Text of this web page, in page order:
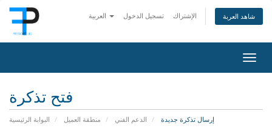
تسجيل الدخول الإشتراك شاهد العربة
فتح تذكرة
البوابة الرئيسية منطقة العميل الدعم الفني إرسال تذكرة جديدة